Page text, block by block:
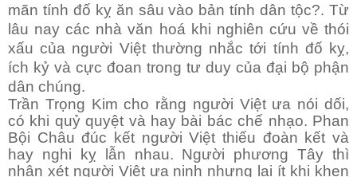
mãn tính đố kỵ ăn sâu vào bản tính dân tộc?. Từ
lâu nay các nhà văn hoá khi nghiên cứu về thói
xấu của người Việt thường nhắc tới tính đố kỵ,
ích kỷ và cực đoan trong tư duy của đại bộ phận
dân chúng.
Trần Trọng Kim cho rằng người Việt ưa nói dối,
có khi quỷ quyệt và hay bài bác chế nhạo. Phan
Bội Châu đúc kết người Việt thiếu đoàn kết và
hay nghi kỵ lẫn nhau. Người phương Tây thì
nhận xét người Việt ưa nịnh nhưng lại ít khi khen